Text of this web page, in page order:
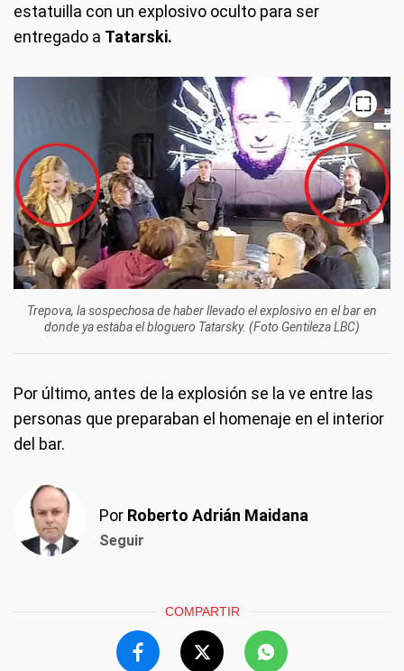
estatuilla con un explosivo oculto para ser
entregado a Tatarski.
Trepova, la sospechosa de haber llevado el explosivo en el bar en
donde ya estaba el bloguero Tatarsky. (Foto Gentileza LBC)
Por último, antes de la explosión se la ve entre las
personas que preparaban el homenaje en el interior
del bar.
Por Roberto Adrián Maidana
Seguir
COMPARTIR